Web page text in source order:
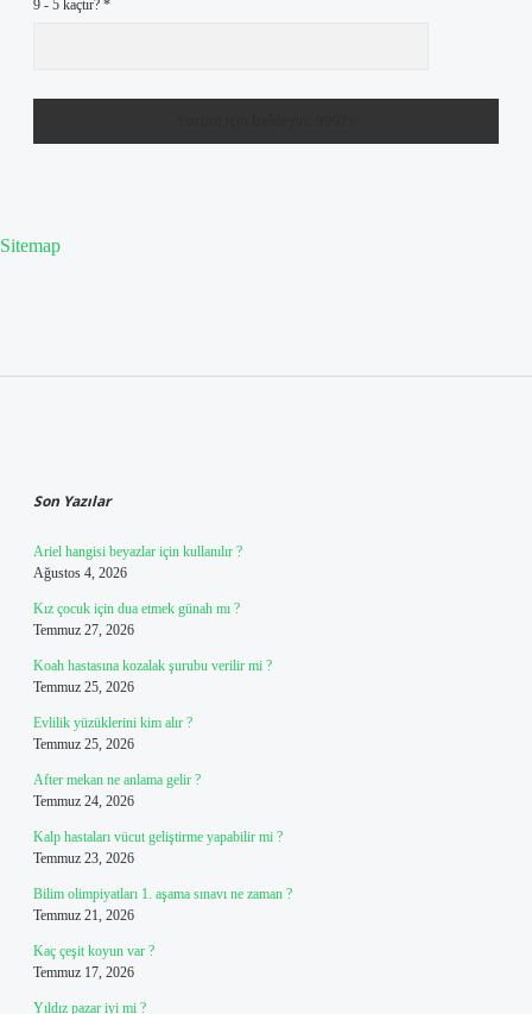
9 - 5 kaçtır? *
Sitemap
Son Yazılar
Ariel hangisi beyazlar için kullanılır ?
Ağustos 4, 2026
Kız çocuk için dua etmek günah mı ?
Temmuz 27, 2026
Koah hastasına kozalak şurubu verilir mi ?
Temmuz 25, 2026
Evlilik yüzüklerini kim alır ?
Temmuz 25, 2026
After mekan ne anlama gelir ?
Temmuz 24, 2026
Kalp hastaları vücut geliştirme yapabilir mi ?
Temmuz 23, 2026
Bilim olimpiyatları 1. aşama sınavı ne zaman ?
Temmuz 21, 2026
Kaç çeşit koyun var ?
Temmuz 17, 2026
Yıldız pazar iyi mi ?